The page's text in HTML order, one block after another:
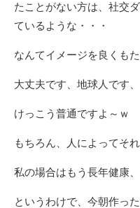
たことがない方は、社交
ているような・・・
なんてイメージを良くもた
大丈夫です、地球人です
けっこう普通ですよ～ｗ
もちろん、人によってそれ
私の場合はもう長年健康
というわけで、今朝作っ